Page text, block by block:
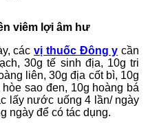
viêm lợi âm hư
các vị thuốc Đông y cần
30g tế sinh địa, 10g tri
liên, 30g địa cốt bì, 10g
sao đen, 10g hoàng bá
lấy nước uống 4 lần/ ngày
ngày để có tác dụng.